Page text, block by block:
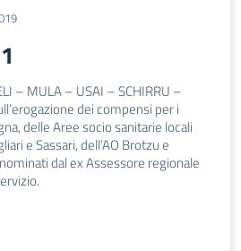
– MULA – USAI – SCHIRRU –
dei compensi per i
delle Aree socio sanitarie locali
e Sassari, dell’AO Brotzu e
dal ex Assessore regionale